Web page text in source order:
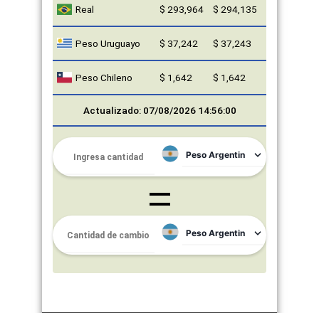
Real $ 293,964 $ 294,135
Peso Uruguayo $ 37,242 $ 37,243
Peso Chileno $ 1,642 $ 1,642
Actualizado: 07/08/2026 14:56:00